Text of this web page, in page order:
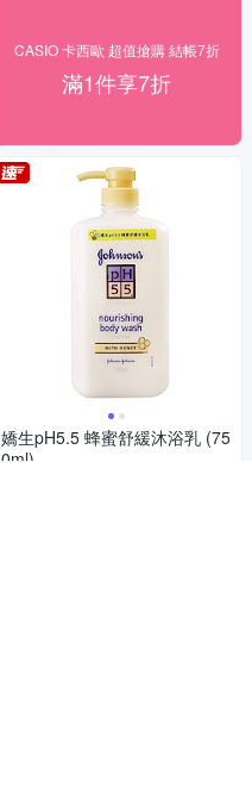
CASIO 卡西歐 超值搶購 結帳7折
滿1件享7折
嬌生pH5.5 蜂蜜舒緩沐浴乳 (75
0ml)